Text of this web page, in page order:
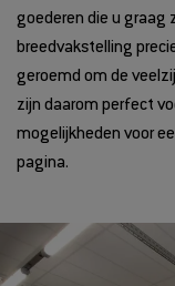
goederen die u graag
breedvakstelling
geroemd om de
zijn daarom perfect
mogelijkheden voor
pagina.